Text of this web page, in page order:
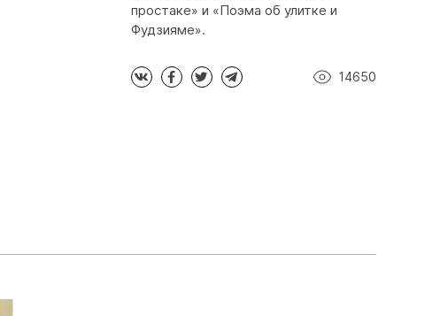
простаке» и «Поэма об улитке и
Фудзияме».
14650